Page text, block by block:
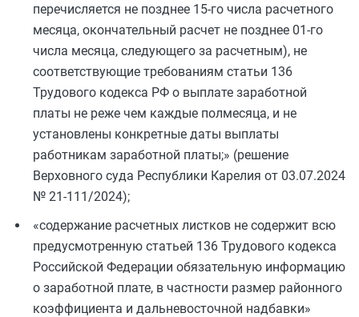
перечисляется не позднее 15-го числа расчетного
месяца, окончательный расчет не позднее 01-го
числа месяца, следующего за расчетным), не
соответствующие требованиям статьи 136
Трудового кодекса РФ о выплате заработной
платы не реже чем каждые полмесяца, и не
установлены конкретные даты выплаты
работникам заработной платы;» (решение
Верховного суда Республики Карелия от 03.07.2024
№ 21-111/2024);
«содержание расчетных листков не содержит всю
предусмотренную статьей 136 Трудового кодекса
Российской Федерации обязательную информацию
о заработной плате, в частности размер районного
коэффициента и дальневосточной надбавки»